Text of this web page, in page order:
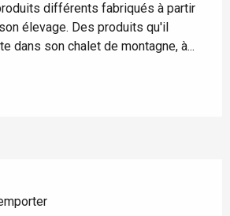
différents fabriqués à partir
élevage. Des produits qu'il
dans son chalet de montagne, à...